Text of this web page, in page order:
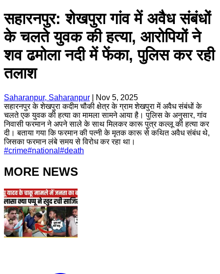
सहारनपुर: शेखपुरा गांव में अवैध संबंधों
के चलते युवक की हत्या, आरोपियों ने
शव ढमोला नदी में फेंका, पुलिस कर रही
तलाश
Saharanpur, Saharanpur
Nov 5, 2025
सहारनपुर के शेखपुरा कदीम चौकी क्षेत्र के ग्राम शेखपुरा में अवैध संबंधों के
चलते एक युवक की हत्या का मामला सामने आया है। पुलिस के अनुसार, गांव
निवासी फरमान ने अपने साले के साथ मिलकर कारू पुत्र कल्लू की हत्या कर
दी। बताया गया कि फरमान की पत्नी के मृतक कारू से कथित अवैध संबंध थे,
जिसका फरमान लंबे समय से विरोध कर रहा था।
#crime#national #death
MORE NEWS